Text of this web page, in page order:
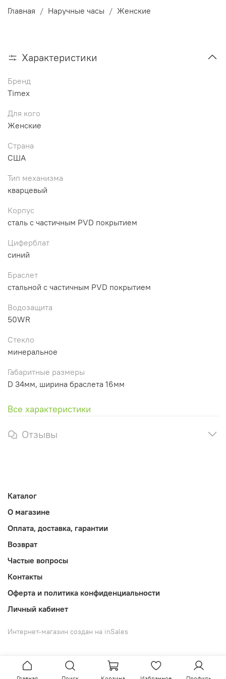
Главная Наручные часы Женские
Характеристики
Бренд
Timex
Для кого
Женские
Страна
США
Тип механизма
кварцевый
Корпус
сталь с частичным PVD покрытием
Циферблат
синий
Браслет
стальной с частичным PVD покрытием
Водозащита
50WR
Стекло
минеральное
Габаритные размеры
D 34мм, ширина браслета 16мм
Все характеристики
Отзывы
Каталог
О магазине
Оплата, доставка, гарантии
Возврат
Частые вопросы
Контакты
Оферта и политика конфиденциальности
Личный кабинет
Интернет-магазин создан на inSales